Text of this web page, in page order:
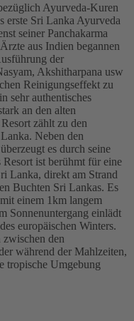
Ayurveda-Kuren
erste Sri Lanka Ayurveda
seiner Panchakarma
aus Indien begannen
der
Akshitharpana usw
Reinigungseffekt zu
sehr authentisches
an den alten
zählt zu den
Neben den
es durch seine
ist berühmt für eine
Lanka, direkt am Strand
Buchten Sri Lankas. Es
einem 1km langem
Sonnenuntergang einlädt
europäischen Winters.
den
während der Mahlzeiten,
tropische Umgebung